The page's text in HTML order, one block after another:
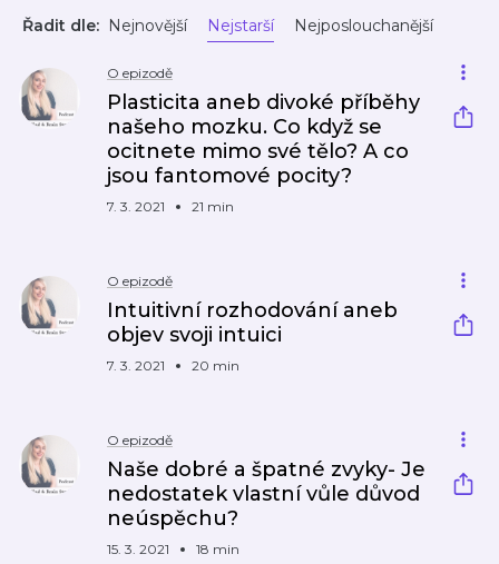
Řadit dle: Nejnovější Nejstarší Nejposlouchanější
O epizodě
Plasticita aneb divoké příběhy
našeho mozku. Co když se
ocitnete mimo své tělo? A co
jsou fantomové pocity?
7. 3. 2021 21 min
O epizodě
Intuitivní rozhodování aneb
objev svoji intuici
7. 3. 2021 20 min
O epizodě
Naše dobré a špatné zvyky- Je
nedostatek vlastní vůle důvod
neúspěchu?
15. 3. 2021 18 min